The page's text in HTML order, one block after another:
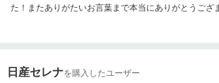
た！またありがたいお言葉まで本当にありがとうござ
日産セレナを購入したユーザー